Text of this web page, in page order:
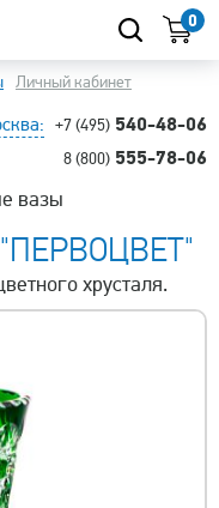
0
Личный кабинет
+7 (495) 540-48-06
8 (800) 555-78-06
вазы
хрусталя.